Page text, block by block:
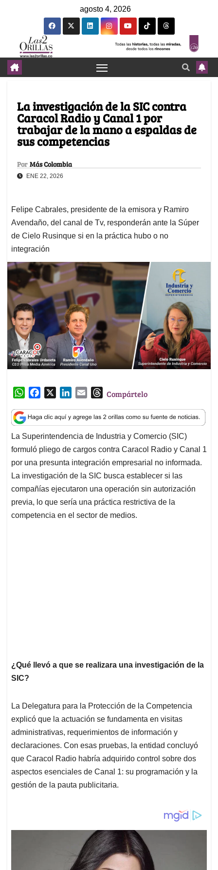
agosto 4, 2026
La investigación de la SIC contra
Caracol Radio y Canal 1 por
trabajar de la mano a espaldas de
sus competencias
Por Más Colombia
ENE 22, 2026
Felipe Cabrales, presidente de la emisora y Ramiro
Avendaño, del canal de Tv, responderán ante la Súper
de Cielo Rusinque si en la práctica hubo o no
integración
W
a
t
s
A
p
p
c
e
b
o
o
k
n
k
e
d
I
n
a
i
l
T
r
e
a
d
s
Compártelo
La Superintendencia de Industria y Comercio (SIC)
formuló pliego de cargos contra Caracol Radio y Canal 1
por una presunta integración empresarial no informada.
La investigación de la SIC busca establecer si las
compañías ejecutaron una operación sin autorización
previa, lo que sería una práctica restrictiva de la
competencia en el sector de medios.
¿Qué llevó a que se realizara una investigación de la
SIC?
La Delegatura para la Protección de la Competencia
explicó que la actuación se fundamenta en visitas
administrativas, requerimientos de información y
declaraciones. Con esas pruebas, la entidad concluyó
que Caracol Radio habría adquirido control sobre dos
aspectos esenciales de Canal 1: su programación y la
gestión de la pauta publicitaria.